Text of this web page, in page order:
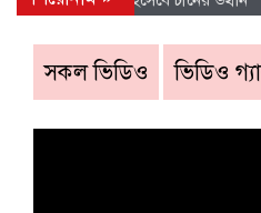
সকল ভিডিও ভিডিও